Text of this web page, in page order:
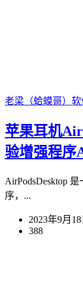
老梁（蛤蟆哥） 软
苹果耳机
验增强程序
AirPodsDesktop
序，...
2023年9月
388